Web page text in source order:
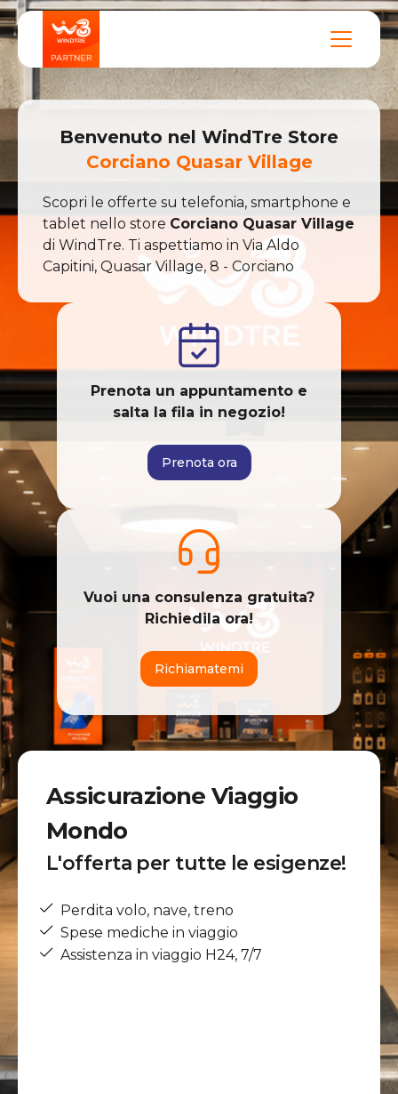
Benvenuto nel WindTre Store
Corciano Quasar Village
Scopri le offerte su telefonia, smartphone e
tablet nello store Corciano Quasar Village
di WindTre. Ti aspettiamo in Via Aldo
Capitini, Quasar Village, 8 - Corciano
Prenota un appuntamento e
salta la fila in negozio!
Prenota ora
Vuoi una consulenza gratuita?
Richiedila ora!
Richiamatemi
Assicurazione Viaggio
Mondo
L'offerta per tutte le esigenze!
Perdita volo, nave, treno
Spese mediche in viaggio
Assistenza in viaggio H24, 7/7